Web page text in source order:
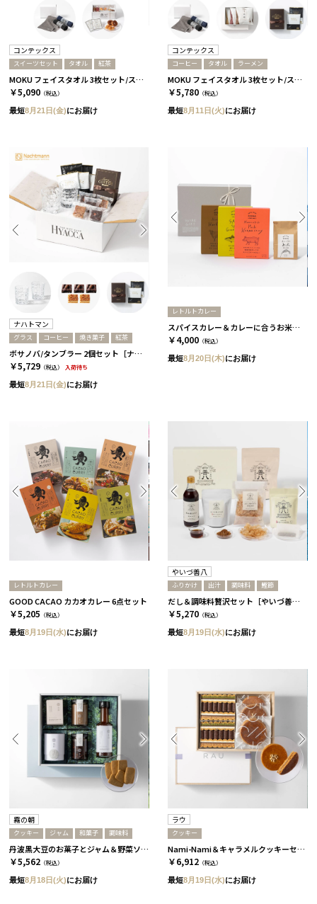
コンテックス
スイーツセット タオル 紅茶
MOKU フェイスタオル 3枚セット/スタンダード［コンテックス］+紅茶&スイーツセット
￥5,090 （税込）
最短8月21日(金)にお届け
コンテックス
コーヒー タオル ラーメン
MOKU フェイスタオル 3枚セット/スタンダード［コンテックス］+ラーメン+コーヒー
￥5,780 （税込）
最短8月11日(火)にお届け
ナハトマン
グラス コーヒー 焼き菓子 紅茶
ボサノバ/タンブラー 2個セット［ナハトマン］+焼き菓子+コーヒーor紅茶 コーヒー
￥5,729 （税込） 入荷待ち
最短8月21日(金)にお届け
レトルトカレー
スパイスカレー＆カレーに合うお米セット
￥4,000 （税込）
最短8月20日(木)にお届け
レトルトカレー
GOOD CACAO カカオカレー 6点セット
￥5,205 （税込）
最短8月19日(水)にお届け
やいづ善八
ふりかけ 出汁 調味料 鰹節
だし＆調味料贅沢セット［やいづ善八］
￥5,270 （税込）
最短8月19日(水)にお届け
霧の朝
クッキー ジャム 和菓子 調味料
丹波黒大豆のお菓子とジャム＆野菜ソースセット［霧の朝］
￥5,562 （税込）
最短8月18日(火)にお届け
ラウ
クッキー
Nami-Nami＆キャラメルクッキーセット［ラウ］
￥6,912 （税込）
最短8月19日(水)にお届け